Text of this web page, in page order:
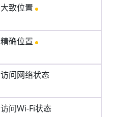
大致位置
精确位置
访问网络状态
访问Wi-Fi状态